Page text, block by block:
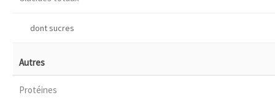
dont sucres
Autres
Protéines